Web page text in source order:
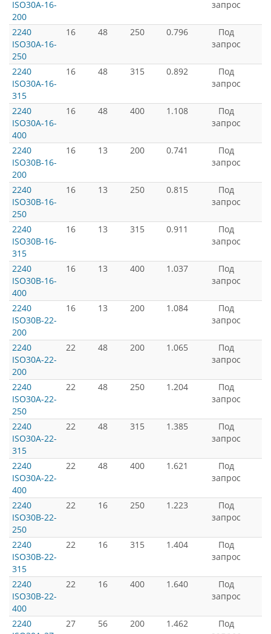
ISO30A-16-
200
запрос
2240
ISO30A-16-
250
16 48 250 0.796
Под
запрос
2240
ISO30A-16-
315
16 48 315 0.892
Под
запрос
2240
ISO30A-16-
400
16 48 400 1.108
Под
запрос
2240
ISO30B-16-
200
16 13 200 0.741
Под
запрос
2240
ISO30B-16-
250
16 13 250 0.815
Под
запрос
2240
ISO30B-16-
315
16 13 315 0.911
Под
запрос
2240
ISO30B-16-
400
16 13 400 1.037
Под
запрос
2240
ISO30B-22-
200
16 13 200 1.084
Под
запрос
2240
ISO30A-22-
200
22 48 200 1.065
Под
запрос
2240
ISO30A-22-
250
22 48 250 1.204
Под
запрос
2240
ISO30A-22-
315
22 48 315 1.385
Под
запрос
2240
ISO30A-22-
400
22 48 400 1.621
Под
запрос
2240
ISO30B-22-
250
22 16 250 1.223
Под
запрос
2240
ISO30B-22-
315
22 16 315 1.404
Под
запрос
2240
ISO30B-22-
400
22 16 400 1.640
Под
запрос
2240
27 56 200 1.462
Под